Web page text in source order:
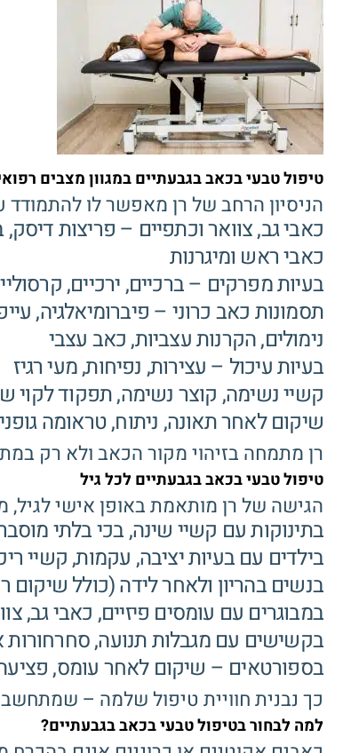
טיפול טבעי בכאב בגבעתיים במגוון מצבים
הניסיון הרחב של רן מאפשר לו להתמודד
כאבי גב, צוואר וכתפיים – פריצות
כאבי ראש ומיגרנות
בעיות מפרקים – ברכיים, ירכיים,
תסמונות כאב כרוני – פיברומיאלגיה,
נימולים, הקרנות עצביות, כאב עצבי
בעיות עיכול – עצירות, נפיחות, מעי רגיז
קשיי נשימה, קוצר נשימה, תפקוד
שיקום לאחר תאונה, ניתוח, טראומה
רן מתמחה בזיהוי מקור הכאב ולא רק
טיפול טבעי בכאב בגבעתיים לכל גיל
הגישה של רן מותאמת באופן אישי לגיל,
בתינוקות עם קשיי שינה, בכי בלתי
בילדים עם בעיות יציבה, עקמות, קשיי
בנשים בהריון ולאחר לידה (כולל שיקום
במבוגרים עם עומסים פיזיים, כאבי גב,
בקשישים עם מגבלות תנועה, סחרחורות
בספורטאים – שיקום לאחר עומס,
כך נבנית חוויית טיפול שלמה –
למה לבחור בטיפול טבעי בכאב בגבעתיים?